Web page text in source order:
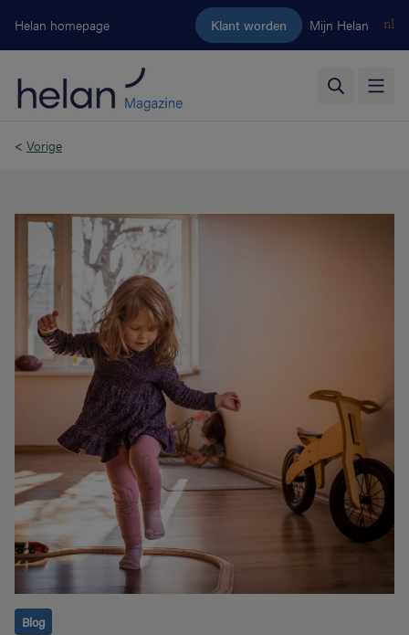
Ga naar de hoofdinhoud
Helan homepage Klant worden Mijn Helan nl
< Vorige
Blog